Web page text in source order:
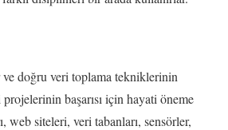
doğru veri toplama tekniklerinin
başarısı için hayati öneme
web siteleri, veri tabanları, sensörler,